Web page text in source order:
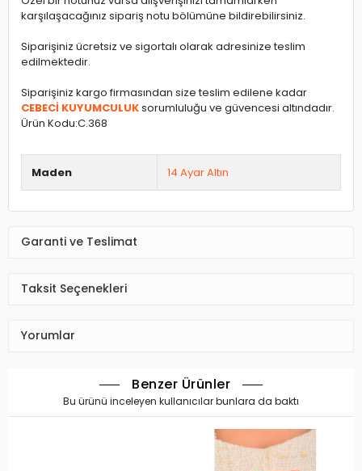
karşılaşacağınız sipariş notu bölümüne bildirebilirsiniz.
Siparişiniz ücretsiz ve sigortalı olarak adresinize teslim
edilmektedir.
Siparişiniz kargo firmasından size teslim edilene kadar
CEBECİ KUYUMCULUKsorumluluğu ve güvencesi altındadır.
Ürün Kodu:C.368
Maden 14 Ayar Altın
Garanti ve Teslimat
Taksit Seçenekleri
Yorumlar
Benzer Ürünler
Bu ürünü inceleyen kullanıcılar bunlara da baktı